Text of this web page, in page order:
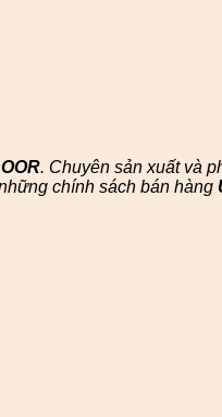
. Chuyên sản xuất và
chính sách bán hàng